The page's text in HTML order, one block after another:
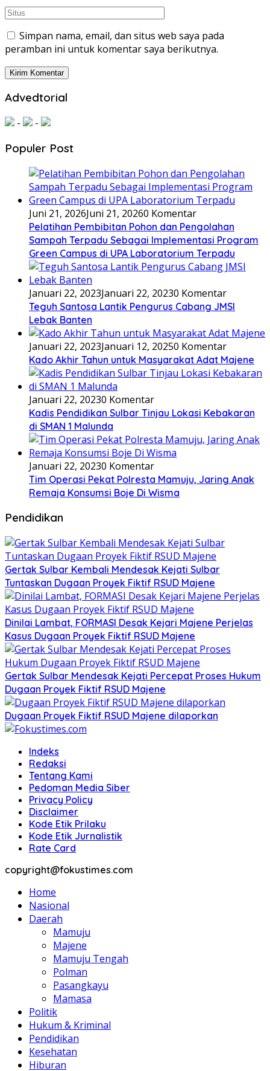
Simpan nama, email, dan situs web saya pada
peramban ini untuk komentar saya berikutnya.
Advedtorial
- -
Populer Post
Juni 21, 2026Juni 21, 20260 Komentar
Pelatihan Pembibitan Pohon dan Pengolahan
Sampah Terpadu Sebagai Implementasi Program
Green Campus di UPA Laboratorium Terpadu
Januari 22, 2023Januari 22, 20230 Komentar
Teguh Santosa Lantik Pengurus Cabang JMSI
Lebak Banten
Januari 22, 2023Januari 12, 20250 Komentar
Kado Akhir Tahun untuk Masyarakat Adat Majene
Januari 22, 20230 Komentar
Kadis Pendidikan Sulbar Tinjau Lokasi Kebakaran
di SMAN 1 Malunda
Januari 22, 20230 Komentar
Tim Operasi Pekat Polresta Mamuju, Jaring Anak
Remaja Konsumsi Boje Di Wisma
Pendidikan
Gertak Sulbar Kembali Mendesak Kejati Sulbar
Tuntaskan Dugaan Proyek Fiktif RSUD Majene
Dinilai Lambat, FORMASI Desak Kejari Majene Perjelas
Kasus Dugaan Proyek Fiktif RSUD Majene
Gertak Sulbar Mendesak Kejati Percepat Proses Hukum
Dugaan Proyek Fiktif RSUD Majene
Dugaan Proyek Fiktif RSUD Majene dilaporkan
Indeks
Redaksi
Tentang Kami
Pedoman Media Siber
Privacy Policy
Disclaimer
Kode Etik Prilaku
Kode Etik Jurnalistik
Rate Card
copyright@fokustimes.com
Home
Nasional
Daerah
Mamuju
Majene
Mamuju Tengah
Polman
Pasangkayu
Mamasa
Politik
Hukum & Kriminal
Pendidikan
Kesehatan
Hiburan